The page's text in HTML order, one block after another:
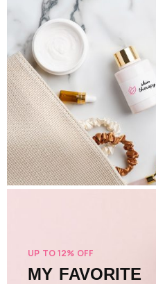
UP TO 12% OFF
MY FAVORITE